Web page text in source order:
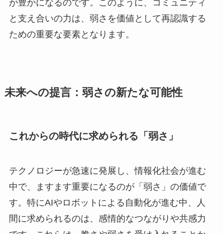
が豊かになるのです。このように、コミュニティ
と支え合いの力は、弱さを価値として再認識する
ための重要な要素となります。
未来への提言：弱さの新たな可能性
これからの時代に求められる「弱さ」
テクノロジーが急速に発展し、情報化社会が進む
中で、ますます重要になるのが「弱さ」の価値で
す。特にAIやロボットによる自動化が進む中、人
間に求められるのは、感情的なつながりや共感力